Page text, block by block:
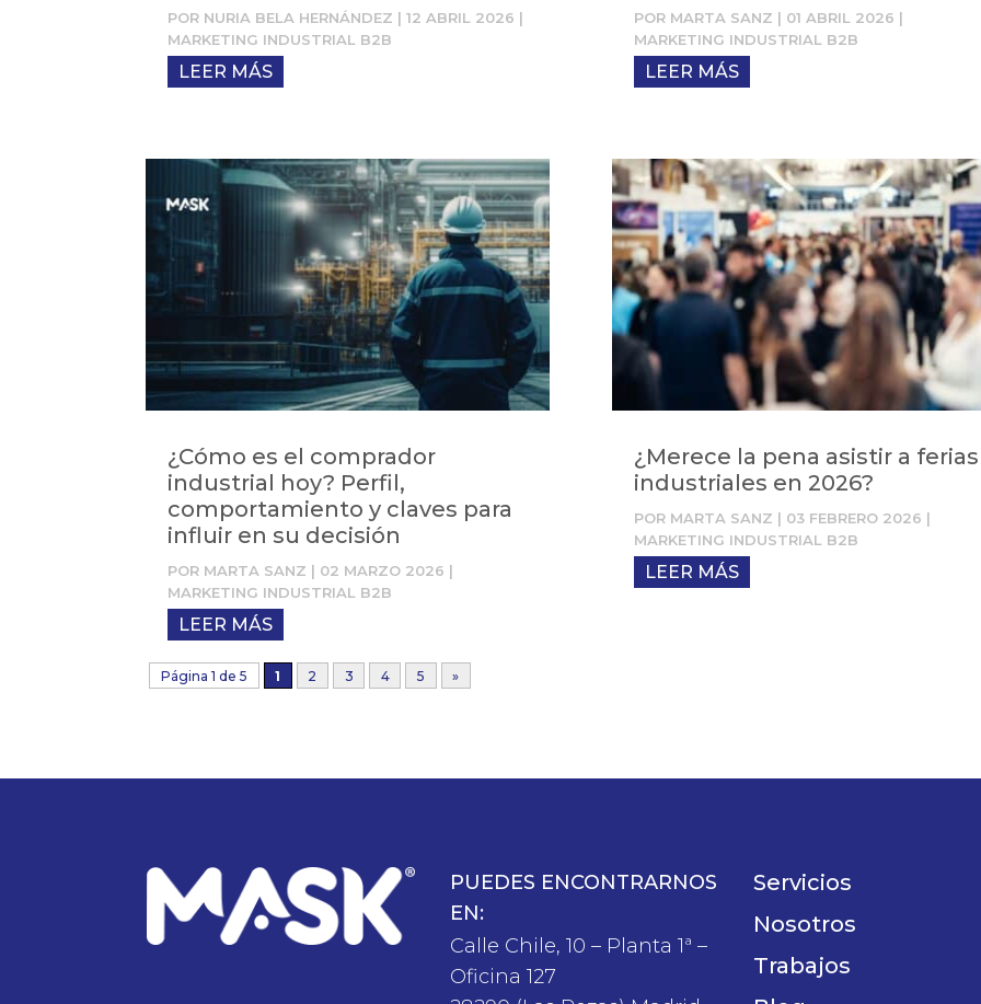
POR NURIA BELA HERNÁNDEZ |12 ABRIL 2026 |
MARKETING INDUSTRIAL B2B
LEER MÁS
¿Cómo es el comprador
industrial hoy? Perfil,
comportamiento y claves para
influir en su decisión
POR MARTA SANZ | 02 MARZO 2026 |
MARKETING INDUSTRIAL B2B
LEER MÁS
POR MARTA SANZ | 01 ABRIL 2026 |
MARKETING INDUSTRIAL B2B
LEER MÁS
¿Merece la pena asistir a ferias
industriales en 2026?
POR MARTA SANZ | 03 FEBRERO 2026 |
MARKETING INDUSTRIAL B2B
LEER MÁS
Página 1 de 5 1 2 3 4 5 »
PUEDES ENCONTRARNOS
EN:
Calle Chile, 10 – Planta 1ª –
Oficina 127
Servicios
Nosotros
Trabajos